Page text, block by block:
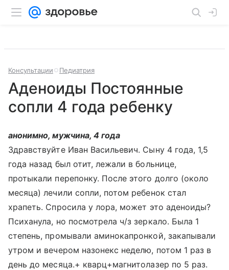
Консультации Педиатрия
Аденоиды Постоянные
сопли 4 года ребенку
анонимно, мужчина, 4 года
Здравствуйте Иван Васильевич. Сыну 4 года, 1,5
года назад был отит, лежали в больнице,
протыкали перепонку. После этого долго (около
месяца) лечили сопли, потом ребенок стал
храпеть. Спросила у лора, может это аденоиды?
Психанула, но посмотрела ч/з зеркало. Была 1
степень, промывали аминокапронкой, закапывали
утром и вечером назонекс неделю, потом 1 раз в
день до месяца.+ кварц+магнитолазер по 5 раз.